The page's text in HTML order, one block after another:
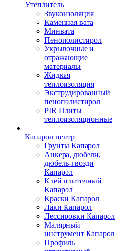
Утеплитель
Звукоизоляция
Каменная вата
Минвата
Пенополистирол
Укрывочные и
отражающие
материалы
Жидкая
теплоизоляция
Экструдированный
пенополистирол
PIR Плиты
теплоизоляционные
Капарол центр
Грунты Капарол
Анкера, дюбели,
дюбель-гвозди
Капарол
Клей плиточный
Капарол
Краски Капарол
Лаки Капарол
Лессировки Капарол
Малярный
инструмент Капарол
Профиль